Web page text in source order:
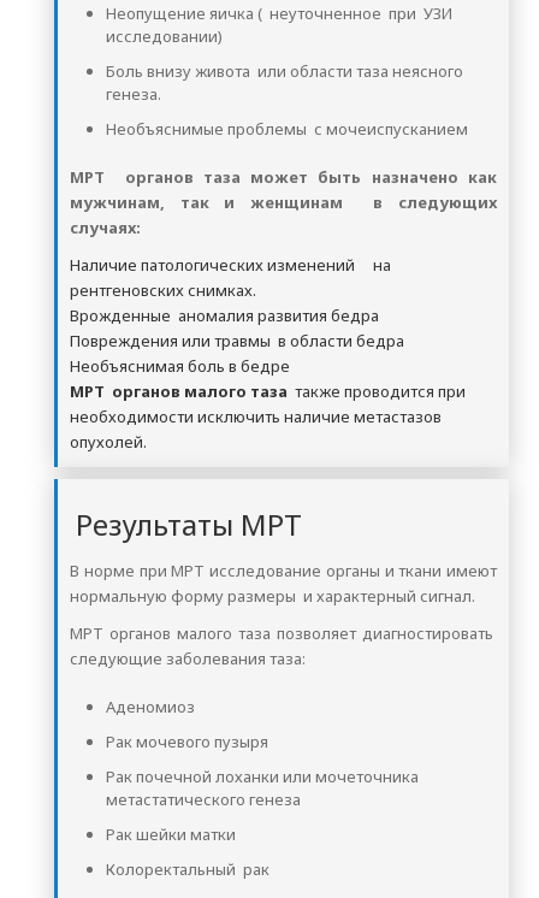
Неопущение яичка ( неуточненное при УЗИ
исследовании)
Боль внизу живота или области таза неясного
генеза.
Необъяснимые проблемы с мочеиспусканием
МРТ органов таза может быть назначено как
мужчинам, так и женщинам в следующих
случаях:
Наличие патологических изменений на
рентгеновских снимках.
Врожденные аномалия развития бедра
Повреждения или травмы в области бедра
Необъяснимая боль в бедре
МРТ органов малого таза также проводится при
необходимости исключить наличие метастазов
опухолей.
Результаты МРТ
В норме при МРТ исследование органы и ткани имеют
нормальную форму размеры и характерный сигнал.
МРТ органов малого таза позволяет диагностировать
следующие заболевания таза:
Аденомиоз
Рак мочевого пузыря
Рак почечной лоханки или мочеточника
метастатического генеза
Рак шейки матки
Колоректальный рак